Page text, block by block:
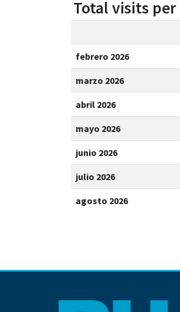
Total visits
febrero 2026
marzo 2026
abril 2026
mayo 2026
junio 2026
julio 2026
agosto 2026